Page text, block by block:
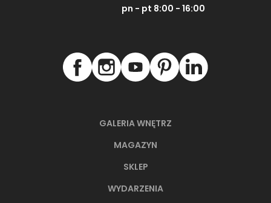
GALERIA WNĘTRZ
MAGAZYN
SKLEP
WYDARZENIA
pn - pt 8:00 - 16:00